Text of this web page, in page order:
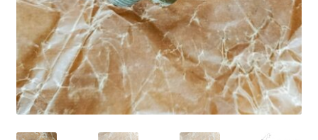
Prodávající – kontaktní informace
Způsoby úhrady
O nás